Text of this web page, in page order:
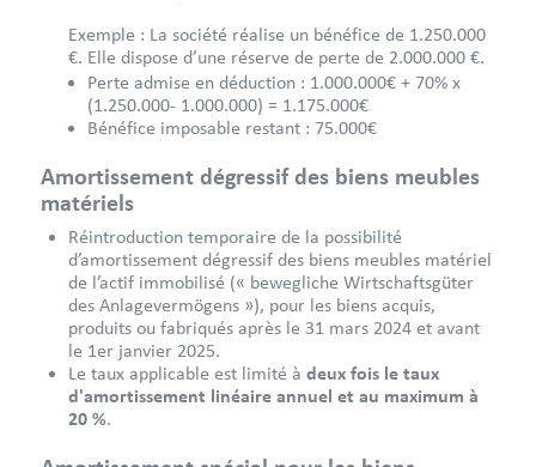
Exemple : La société réalise un bénéfice de 1.250.000
€. Elle dispose d’une réserve de perte de 2.000.000 €.
Perte admise en déduction : 1.000.000€ + 70% x
(1.250.000- 1.000.000) = 1.175.000€
Bénéfice imposable restant : 75.000€
Amortissement dégressif des biens meubles
matériels
Réintroduction temporaire de la possibilité
d’amortissement dégressif des biens meubles matériel
de l’actif immobilisé (« bewegliche Wirtschaftsgüter
des Anlagevermögens »), pour les biens acquis,
produits ou fabriqués après le 31 mars 2024 et avant
le 1er janvier 2025.
Le taux applicable est limité à deux fois le taux
d'amortissement linéaire annuel et au maximum à
20 %.